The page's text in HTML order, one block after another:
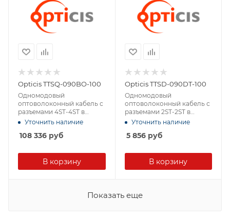
Opticis TTSQ-090BO-100
Одномодовый
оптоволоконный кабель с
разъемами 4ST-4ST в
защитной оболочке
Уточнить наличие
108 336 руб
В корзину
Opticis TTSD-090DT-100
Одномодовый
оптоволоконный кабель с
разъемами 2ST-2ST в
защитной оболочке
Уточнить наличие
5 856руб
В корзину
Показать еще